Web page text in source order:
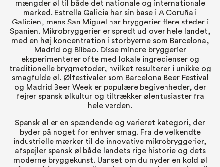
mængder øl til både det nationale og internationale
marked. Estrella Galicia har sin base i A Coruña i
Galicien, mens San Miguel har bryggerier flere steder i
Spanien. Mikrobryggerier er spredt ud over hele landet,
med en høj koncentration i storbyerne som Barcelona,
Madrid og Bilbao. Disse mindre bryggerier
eksperimenterer ofte med lokale ingredienser og
traditionelle brygmetoder, hvilket resulterer i unikke og
smagfulde øl. Ølfestivaler som Barcelona Beer Festival
og Madrid Beer Week er populære begivenheder, der
fejrer spansk ølkultur og tiltrækker ølentusiaster fra
hele verden.
Spansk øl er en spændende og varieret kategori, der
byder på noget for enhver smag. Fra de velkendte
industrielle mærker til de innovative mikrobryggerier,
afspejler spansk øl både landets rige historie og dets
moderne bryggekunst. Uanset om du nyder en kold øl